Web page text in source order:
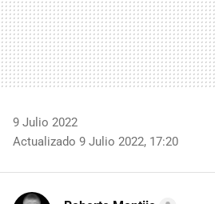
9 Julio 2022
Actualizado 9 Julio 2022, 17:20